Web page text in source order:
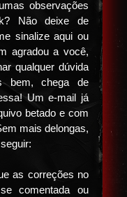
observações
Não deixe de
sinalize aqui ou
agradou a você,
qualquer dúvida
bem, chega de
Um e-mail já
betado e com
mais delongas,
as correções no
comentada ou